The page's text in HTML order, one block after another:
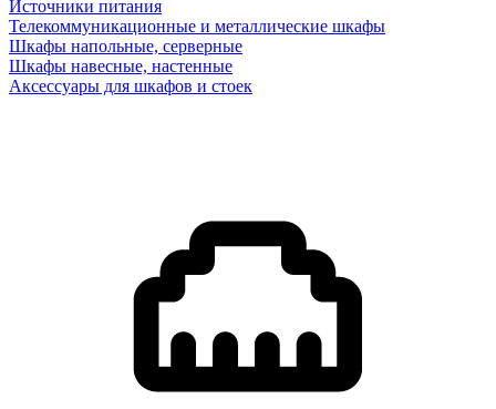
Источники питания
Телекоммуникационные и металлические шкафы
Шкафы напольные, серверные
Шкафы навесные, настенные
Аксессуары для шкафов и стоек